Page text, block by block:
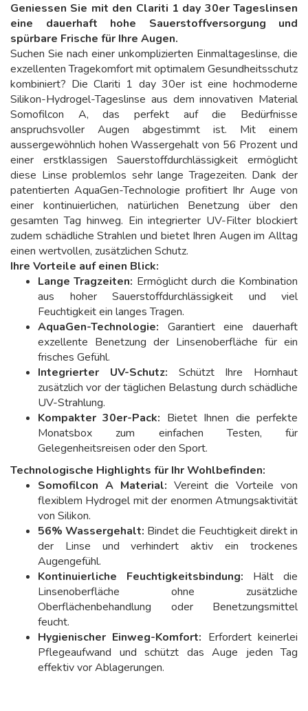
Geniessen Sie mit den Clariti 1 day 30er Tageslinsen
eine dauerhaft hohe Sauerstoffversorgung und
spürbare Frische für Ihre Augen.
Suchen Sie nach einer unkomplizierten Einmaltageslinse, die
exzellenten Tragekomfort mit optimalem Gesundheitsschutz
kombiniert? Die Clariti 1 day 30er ist eine hochmoderne
Silikon-Hydrogel-Tageslinse aus dem innovativen Material
Somofilcon A, das perfekt auf die Bedürfnisse
anspruchsvoller Augen abgestimmt ist. Mit einem
aussergewöhnlich hohen Wassergehalt von 56 Prozent und
einer erstklassigen Sauerstoffdurchlässigkeit ermöglicht
diese Linse problemlos sehr lange Tragezeiten. Dank der
patentierten AquaGen-Technologie profitiert Ihr Auge von
einer kontinuierlichen, natürlichen Benetzung über den
gesamten Tag hinweg. Ein integrierter UV-Filter blockiert
zudem schädliche Strahlen und bietet Ihren Augen im Alltag
einen wertvollen, zusätzlichen Schutz.
Ihre Vorteile auf einen Blick:
Lange Tragzeiten: Ermöglicht durch die Kombination
aus hoher Sauerstoffdurchlässigkeit und viel
Feuchtigkeit ein langes Tragen.
AquaGen-Technologie: Garantiert eine dauerhaft
exzellente Benetzung der Linsenoberfläche für ein
frisches Gefühl.
Integrierter UV-Schutz: Schützt Ihre Hornhaut
zusätzlich vor der täglichen Belastung durch schädliche
UV-Strahlung.
Kompakter 30er-Pack: Bietet Ihnen die perfekte
Monatsbox zum einfachen Testen, für
Gelegenheitsreisen oder den Sport.
Technologische Highlights für Ihr Wohlbefinden:
Somofilcon A Material: Vereint die Vorteile von
flexiblem Hydrogel mit der enormen Atmungsaktivität
von Silikon.
56% Wassergehalt: Bindet die Feuchtigkeit direkt in
der Linse und verhindert aktiv ein trockenes
Augengefühl.
Kontinuierliche Feuchtigkeitsbindung: Hält die
Linsenoberfläche ohne zusätzliche
Oberflächenbehandlung oder Benetzungsmittel
feucht.
Hygienischer Einweg-Komfort: Erfordert keinerlei
Pflegeaufwand und schützt das Auge jeden Tag
effektiv vor Ablagerungen.